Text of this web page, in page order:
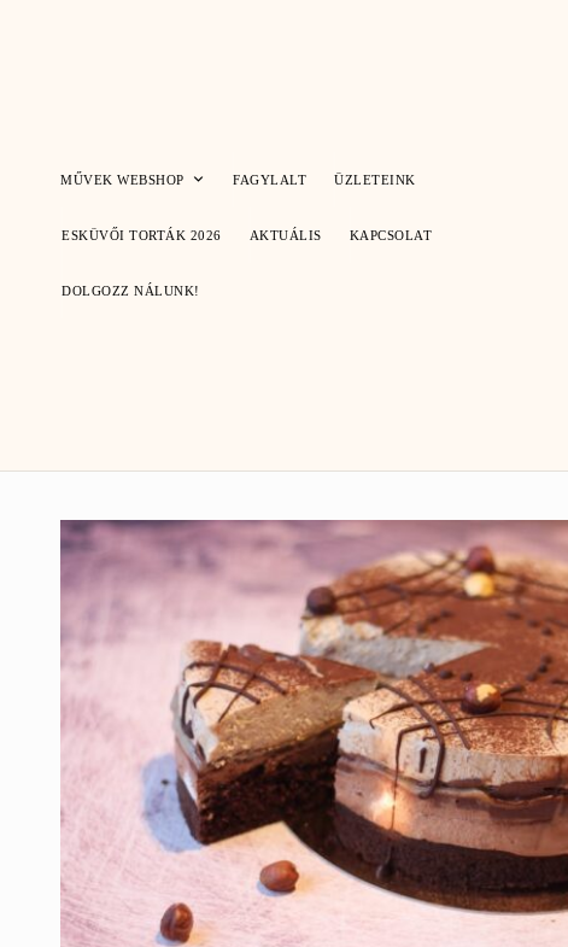
MŰVEK WEBSHOP FAGYLALT ÜZLETEINK
ESKÜVŐI TORTÁK 2026 AKTUÁLIS KAPCSOLAT
DOLGOZZ NÁLUNK!